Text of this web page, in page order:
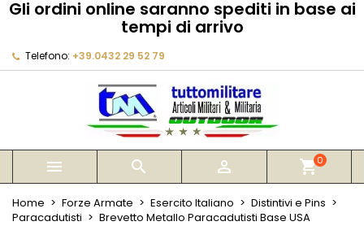
Gli ordini online saranno spediti in base ai
tempi di arrivo
Telefono: +39.0432 29 52 79
   shopping_cart0
Home Forze Armate Esercito Italiano
Distintivi e Pins
Paracadutisti
Brevetto Metallo Paracadutisti Base USA
My wishlists
add_circle_outline Create new list
Crea lista dei desideri
Annulla Crea lista dei desideri
Devi avere effettuato l'accesso per salvare dei
prodotti nella tua lista dei desideri.
Annulla